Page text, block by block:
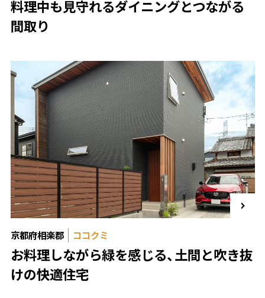
料理中も見守れるダイニングとつながる
間取り
京都府相楽郡 ココクミ
お料理しながら緑を感じる、土間と吹き抜
けの快適住宅